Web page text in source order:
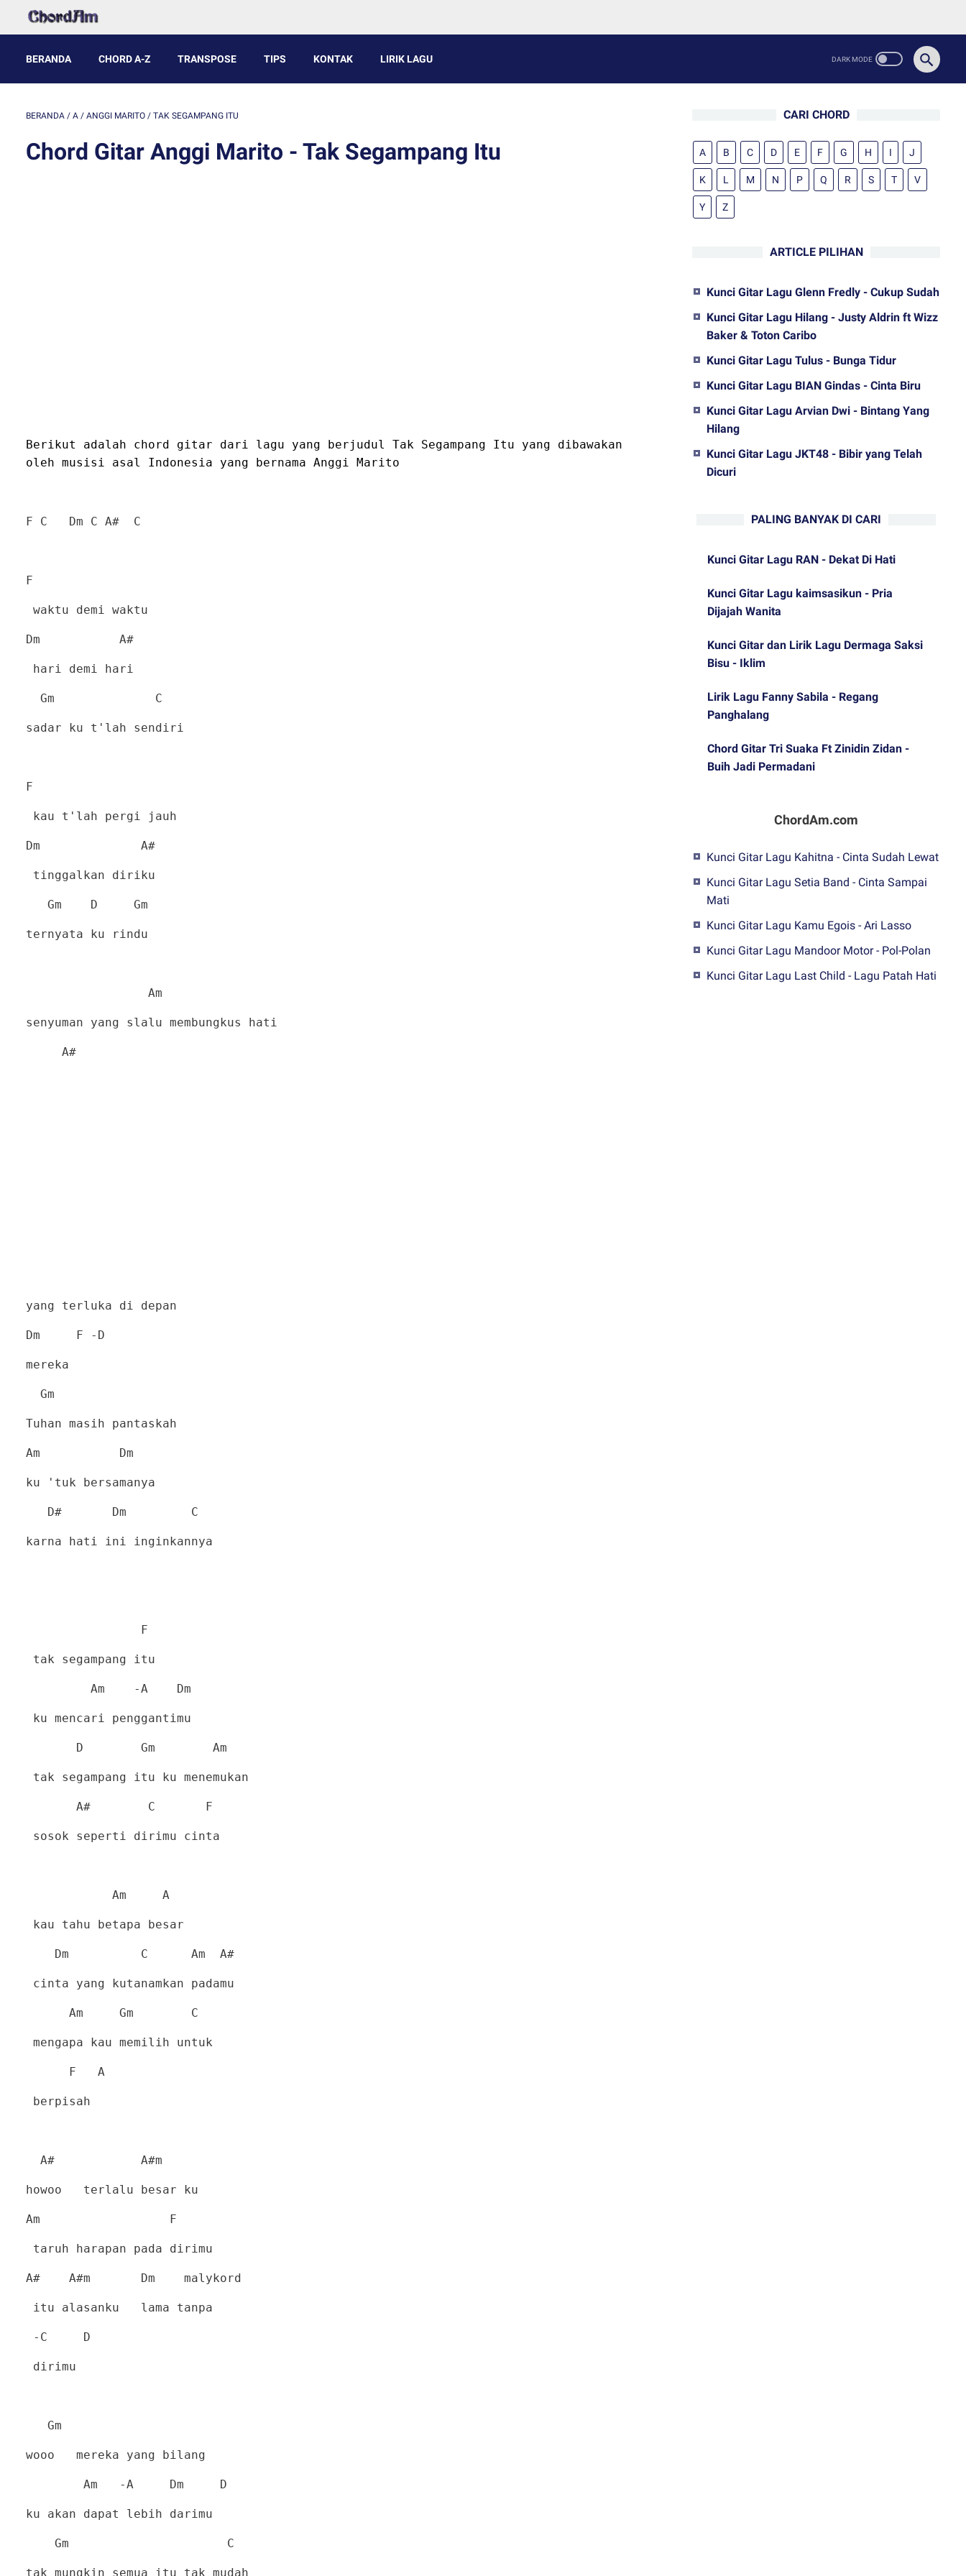
BERANDA CHORD A-Z TRANSPOSE TIPS KONTAK LIRIK LAGU
BERANDA / A / ANGGI MARITO / TAK SEGAMPANG ITU
Chord Gitar Anggi Marito - Tak Segampang Itu
Berikut adalah chord gitar dari lagu yang berjudul Tak Segampang Itu yang dibawakan
oleh musisi asal Indonesia yang bernama Anggi Marito
F C Dm C A# C
F
waktu demi waktu
Dm A#
hari demi hari
Gm C
sadar ku t'lah sendiri
F
kau t'lah pergi jauh
Dm A#
tinggalkan diriku
Gm D Gm
ternyata ku rindu
Am
senyuman yang slalu membungkus hati
A#
yang terluka di depan
Dm F -D
mereka
Gm
Tuhan masih pantaskah
Am Dm
ku 'tuk bersamanya
D# Dm C
karna hati ini inginkannya
F
tak segampang itu
Am -A Dm
ku mencari penggantimu
D Gm Am
tak segampang itu ku menemukan
A# C F
sosok seperti dirimu cinta
Am A
kau tahu betapa besar
Dm C Am A#
cinta yang kutanamkan padamu
Am Gm C
mengapa kau memilih untuk
F A
berpisah
A# A#m
howoo terlalu besar ku
Am F
taruh harapan pada dirimu
A# A#m Dm malykord
itu alasanku lama tanpa
-C D
dirimu
Gm
wooo mereka yang bilang
Am -A Dm D
ku akan dapat lebih darimu
Gm C
tak mungkin semua itu tak mudah
CARI CHORD
A B C D E F G H I J
K L M N P Q R S T V
Y Z
ARTICLE PILIHAN
Kunci Gitar Lagu Glenn Fredly - Cukup Sudah
Kunci Gitar Lagu Hilang - Justy Aldrin ft Wizz
Baker & Toton Caribo
Kunci Gitar Lagu Tulus - Bunga Tidur
Kunci Gitar Lagu BIAN Gindas - Cinta Biru
Kunci Gitar Lagu Arvian Dwi - Bintang Yang
Hilang
Kunci Gitar Lagu JKT48 - Bibir yang Telah
Dicuri
PALING BANYAK DI CARI
Kunci Gitar Lagu RAN - Dekat Di Hati
Kunci Gitar Lagu kaimsasikun - Pria
Dijajah Wanita
Kunci Gitar dan Lirik Lagu Dermaga Saksi
Bisu - Iklim
Lirik Lagu Fanny Sabila - Regang
Panghalang
Chord Gitar Tri Suaka Ft Zinidin Zidan -
Buih Jadi Permadani
ChordAm.com
Kunci Gitar Lagu Kahitna - Cinta Sudah Lewat
Kunci Gitar Lagu Setia Band - Cinta Sampai
Mati
Kunci Gitar Lagu Kamu Egois - Ari Lasso
Kunci Gitar Lagu Mandoor Motor - Pol-Polan
Kunci Gitar Lagu Last Child - Lagu Patah Hati